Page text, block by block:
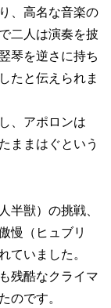
、高名な音楽の
二人は演奏を披
琴を逆さに持ち
たと伝えられま
、アポロンは
ままはぐという
半獣）の挑戦、
慢（ヒュブリ
ていました。
残酷なクライマ
のです。